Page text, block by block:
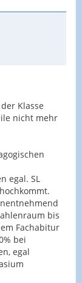
Klasse
nicht mehr
egal. SL
bis
Fachabitur
bei
egal